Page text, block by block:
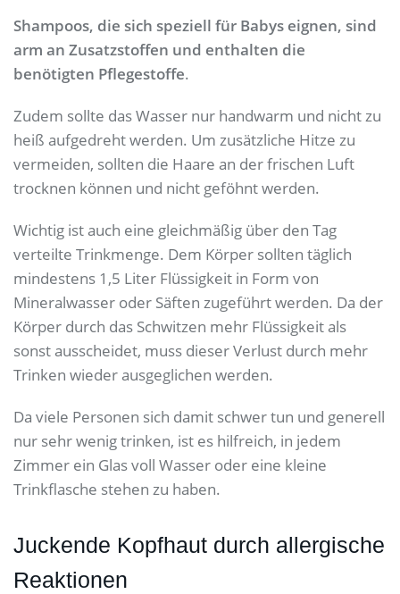
Shampoos, die sich speziell für Babys eignen, sind
arm an Zusatzstoffen und enthalten die
benötigten Pflegestoffe.
Zudem sollte das Wasser nur handwarm und nicht zu
heiß aufgedreht werden. Um zusätzliche Hitze zu
vermeiden, sollten die Haare an der frischen Luft
trocknen können und nicht geföhnt werden.
Wichtig ist auch eine gleichmäßig über den Tag
verteilte Trinkmenge. Dem Körper sollten täglich
mindestens 1,5 Liter Flüssigkeit in Form von
Mineralwasser oder Säften zugeführt werden. Da der
Körper durch das Schwitzen mehr Flüssigkeit als
sonst ausscheidet, muss dieser Verlust durch mehr
Trinken wieder ausgeglichen werden.
Da viele Personen sich damit schwer tun und generell
nur sehr wenig trinken, ist es hilfreich, in jedem
Zimmer ein Glas voll Wasser oder eine kleine
Trinkflasche stehen zu haben.
Juckende Kopfhaut durch allergische
Reaktionen